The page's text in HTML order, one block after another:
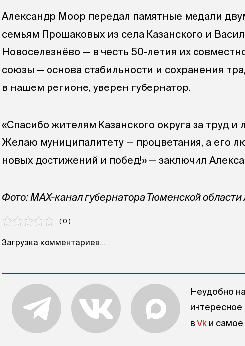
Александр Моор передал памятные медали
семьям Прошаковых из села Казанского и
Новоселезнёво — в честь 50-летия их
союзы — основа стабильности и сохранения
в нашем регионе, уверен губернатор.
«Спасибо жителям Казанского округа за труд
Желаю муниципалитету — процветания, а его
новых достижений и побед!» — заключил
Фото: MAX-канал губернатора Тюменской
( 0 )
Загрузка комментариев...
Неудобно
интересное
в Vk и самое